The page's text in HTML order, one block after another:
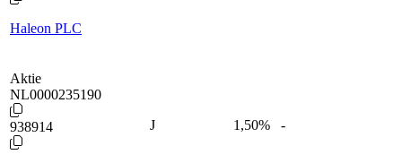
Haleon PLC
Aktie
NL0000235190
938914 J 1,50% -